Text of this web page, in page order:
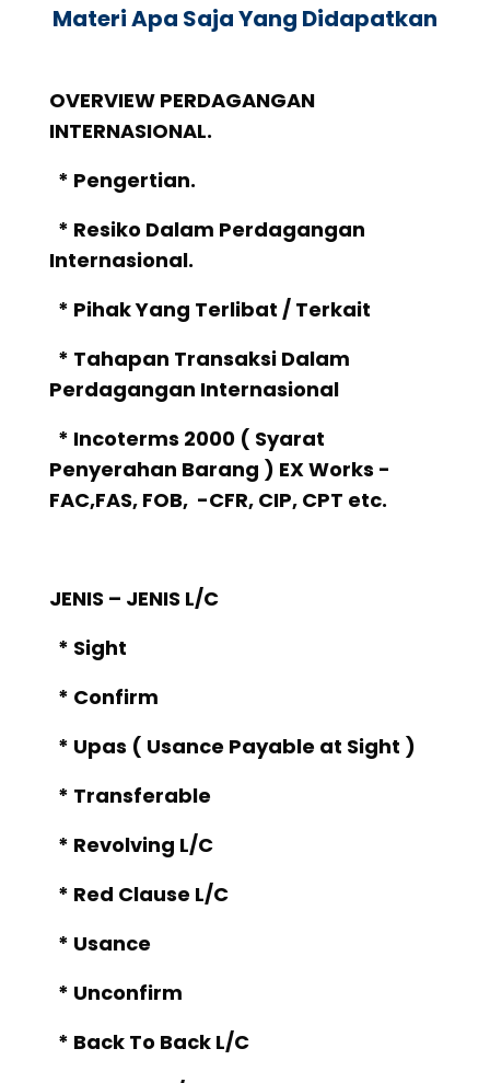
Materi Apa Saja Yang Didapatkan
OVERVIEW PERDAGANGAN
INTERNASIONAL.
* Pengertian.
* Resiko Dalam Perdagangan
Internasional.
* Pihak Yang Terlibat / Terkait
* Tahapan Transaksi Dalam
Perdagangan Internasional
* Incoterms 2000 ( Syarat
Penyerahan Barang ) EX Works -
FAC,FAS, FOB, -CFR, CIP, CPT etc.
JENIS – JENIS L/C
* Sight
* Confirm
* Upas ( Usance Payable at Sight )
* Transferable
* Revolving L/C
* Red Clause L/C
* Usance
* Unconfirm
* Back To Back L/C